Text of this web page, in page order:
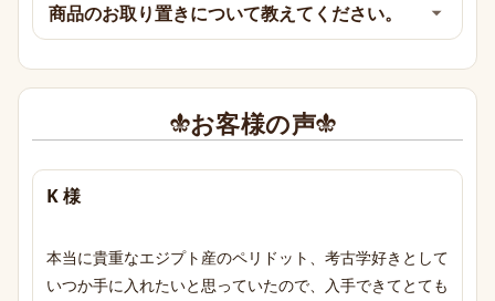
商品のお取り置きについて教えてください。
お客様の声
K 様
本当に貴重なエジプト産のペリドット、考古学好きとして
いつか手に入れたいと思っていたので、入手できてとても